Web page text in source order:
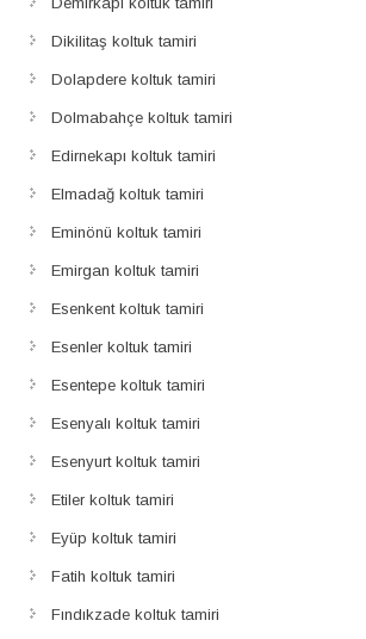
Dikilitaş koltuk tamiri
Dolapdere koltuk tamiri
Dolmabahçe koltuk tamiri
Edirnekapı koltuk tamiri
Elmadağ koltuk tamiri
Eminönü koltuk tamiri
Emirgan koltuk tamiri
Esenkent koltuk tamiri
Esenler koltuk tamiri
Esentepe koltuk tamiri
Esenyalı koltuk tamiri
Esenyurt koltuk tamiri
Etiler koltuk tamiri
Eyüp koltuk tamiri
Fatih koltuk tamiri
Fındıkzade koltuk tamiri